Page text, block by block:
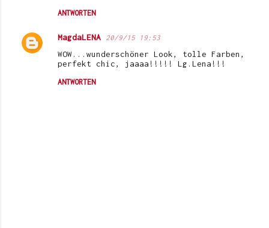
ANTWORTEN
MagdaLENA 20/9/15 19:53
WOW...wunderschöner Look, tolle Farben,
perfekt chic, jaaaa!!!!! Lg.Lena!!!
ANTWORTEN